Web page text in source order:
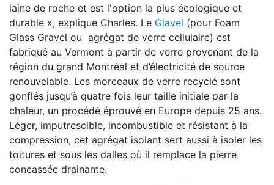
laine de roche et est l'option la plus écologique et
durable », explique Charles. Le Glavel (pour Foam
Glass Gravel ou agrégat de verre cellulaire) est
fabriqué au Vermont à partir de verre provenant de la
région du grand Montréal et d’électricité de source
renouvelable. Les morceaux de verre recyclé sont
gonflés jusqu’à quatre fois leur taille initiale par la
chaleur, un procédé éprouvé en Europe depuis 25 ans.
Léger, imputrescible, incombustible et résistant à la
compression, cet agrégat isolant sert aussi à isoler les
toitures et sous les dalles où il remplace la pierre
concassée drainante.